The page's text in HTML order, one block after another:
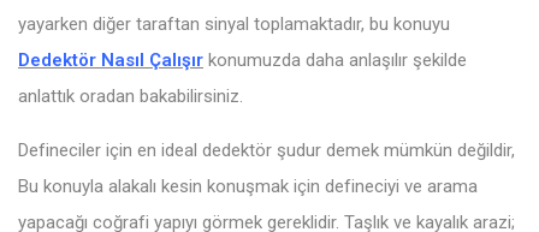
yayarken diğer taraftan sinyal toplamaktadır, bu konuyu
Dedektör Nasıl Çalışır konumuzda daha anlaşılır şekilde
anlattık oradan bakabilirsiniz.
Defineciler için en ideal dedektör şudur demek mümkün değildir,
Bu konuyla alakalı kesin konuşmak için defineciyi ve arama
yapacağı coğrafi yapıyı görmek gereklidir. Taşlık ve kayalık arazi;